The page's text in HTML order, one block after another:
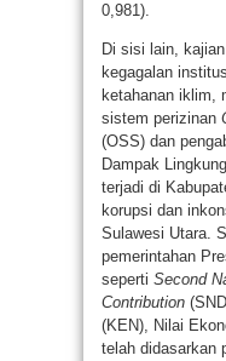
0,981).
Di sisi lain,
kegagalan
ketahanan iklim,
sistem perizinan
(OSS) dan
Dampak
terjadi di
korupsi dan
Sulawesi Utara.
pemerintahan
seperti Second
Contribution
(KEN), Nilai
telah didasarkan